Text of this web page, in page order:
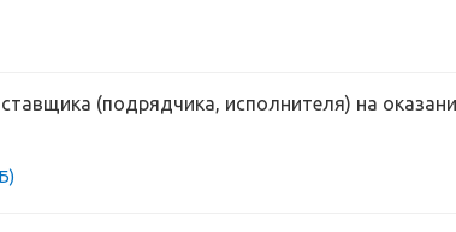
(подрядчика, исполнителя) на